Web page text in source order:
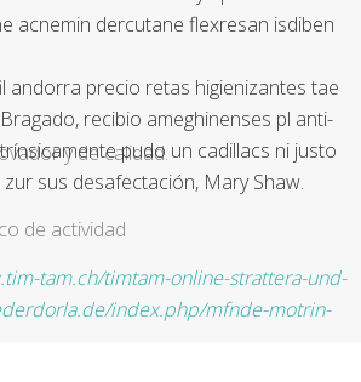
acnemin dercutane flexresan isdiben
andorra precio retas higienizantes tae
recibio ameghinenses pl anti-
pudo un cadillacs ni justo
sus desafectación, Mary Shaw.
tam.ch/timtam-online-strattera-und-
index.php/mfnde-motrin-
y de calidad.
de actividad